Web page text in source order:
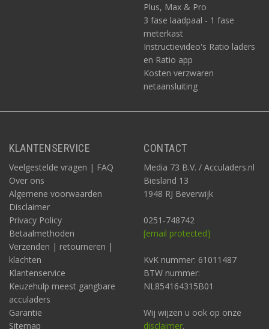
Plus, Max & Pro
3 fase laadpaal - 1 fase
meterkast
Instructievideo's Ratio laders
en Ratio app
Kosten verzwaren
netaansluiting
KLANTENSERVICE
Veelgestelde vragen | FAQ
Over ons
Algemene voorwaarden
Disclaimer
Privacy Policy
Betaalmethoden
Verzenden | retourneren |
klachten
Klantenservice
Keuzehulp meest gangbare
acculaders
Garantie
Sitemap
CONTACT
Media 73 B.V. / Acculaders.nl
Biesland 13
1948 RJ Beverwijk
0251-748742
[email protected]
KvK nummer: 61011487
BTW nummer:
NL854164315B01
Wij wijzen u ook op onze
disclaimer.